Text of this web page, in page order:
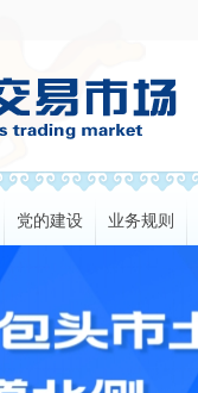
党的建设 业务规则